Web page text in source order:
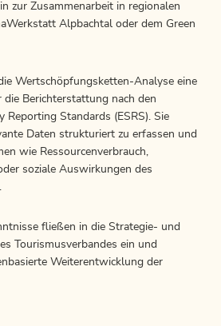
zur Zusammenarbeit in regionalen
Alpbachtal oder dem Green
Wertschöpfungsketten-Analyse eine
Berichterstattung nach den
Reporting Standards (ESRS). Sie
Daten strukturiert zu erfassen und
wie Ressourcenverbrauch,
soziale Auswirkungen des
fließen in die Strategie- und
Tourismusverbandes ein und
Weiterentwicklung der